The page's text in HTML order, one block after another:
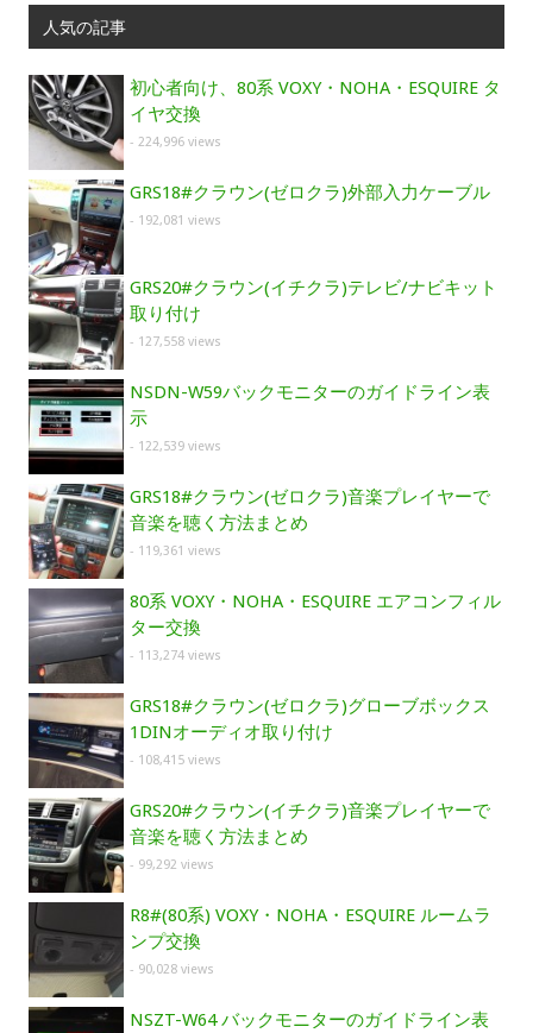
人気の記事
初心者向け、80系 VOXY・NOHA・ESQUIRE タ
イヤ交換
- 224,996 views
GRS18#クラウン(ゼロクラ)外部入力ケーブル
- 192,081 views
GRS20#クラウン(イチクラ)テレビ/ナビキット
取り付け
- 127,558 views
NSDN-W59バックモニターのガイドライン表
示
- 122,539 views
GRS18#クラウン(ゼロクラ)音楽プレイヤーで
音楽を聴く方法まとめ
- 119,361 views
80系 VOXY・NOHA・ESQUIRE エアコンフィル
ター交換
- 113,274 views
GRS18#クラウン(ゼロクラ)グローブボックス
1DINオーディオ取り付け
- 108,415 views
GRS20#クラウン(イチクラ)音楽プレイヤーで
音楽を聴く方法まとめ
- 99,292 views
R8#(80系) VOXY・NOHA・ESQUIRE ルームラ
ンプ交換
- 90,028 views
NSZT-W64 バックモニターのガイドライン表